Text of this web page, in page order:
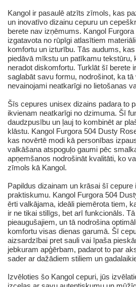
Kangol ir pasaulē atzīts zīmols, kas
un inovatīvo dizainu cepuru un
berete nav izņēmums. Kangol
izgatavota no rūpīgi atlasītiem
komfortu un izturību. Tās audums,
piedāvā mīkstu un patīkamu tekstūru,
neradot diskomfortu. Turklāt šī berete
saglabāt savu formu, nodrošinot, ka
nevainojami neatkarīgi no lietošanas
Šīs cepures unisex dizains padara to
ikvienam neatkarīgi no dzimuma. Šī
daudzpusību un ļauj to kombinēt ar
klāstu. Kangol Furgora 504 Dusty
kas novērtē modi kā personības
valkāšana atspoguļo gaumi pēc
apņemšanos nodrošināt kvalitāti, ko
zīmols kā Kangol.
Papildus dizainam un krāsai šī
praktiskumu. Kangol Furgora 504
ērti valkājama, ideāli piemērota tiem,
ir ne tikai stilīgs, bet arī funkcionāls.
pieaugušajiem, un tā nodrošina
komfortu visas dienas garumā. Šī
aizsardzībai pret sauli vai īpaša
jebkuram apģērbam, padarot to par
sader ar dažādiem stiliem un
Izvēloties šo Kangol cepuri, jūs